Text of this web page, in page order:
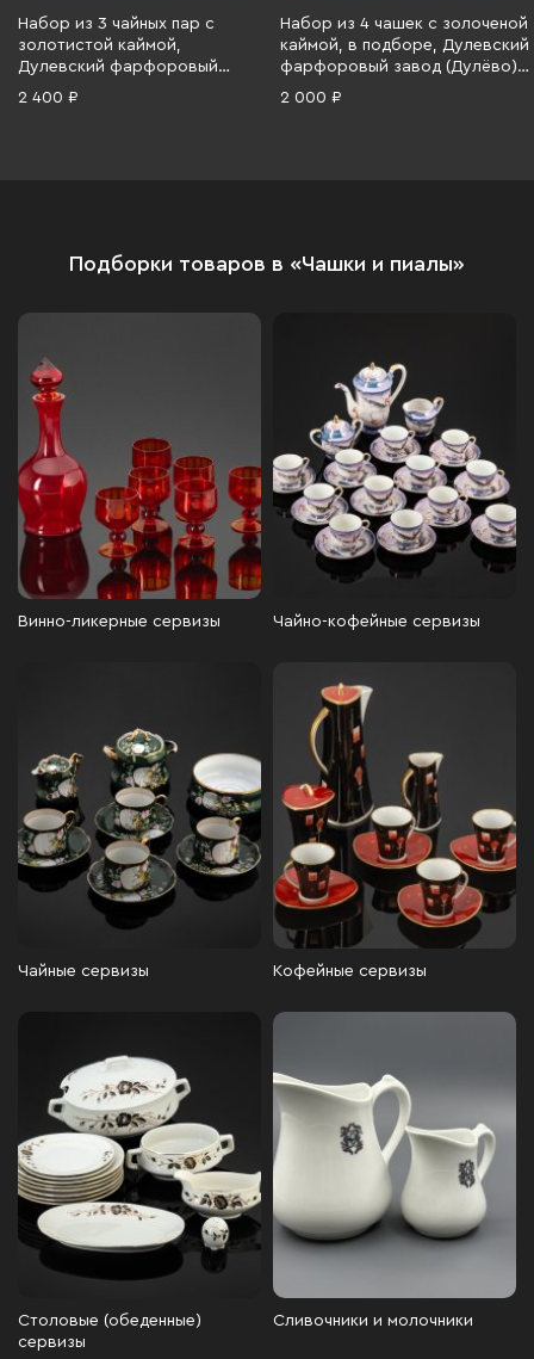
Набор из 3 чайных пар с
золотистой каймой,
Дулевский фарфоровый
завод (Дулёво), фарфор,
2 400 ₽
Набор из 4 чашек с золоченой
каймой, в подборе, Дулевский
фарфоровый завод (Дулёво),
фарфор, золочение, СССР,
2 000 ₽
Подборки товаров в «Чашки и пиалы»
Винно-ликерные сервизы Чайно-кофейные сервизы
Чайные сервизы Кофейные сервизы
Столовые (обеденные)
сервизы
Сливочники и молочники